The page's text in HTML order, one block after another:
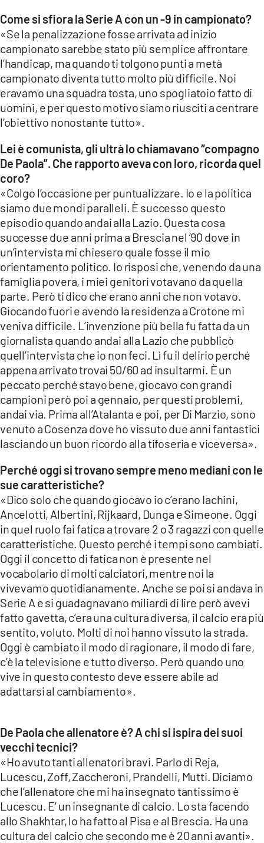
Come si sfiora la Serie A con un -9 in campionato?
«Se la penalizzazione fosse arrivata ad inizio
campionato sarebbe stato più semplice affrontare
l’handicap, ma quando ti tolgono punti a metà
campionato diventa tutto molto più difficile. Noi
eravamo una squadra tosta, uno spogliatoio fatto di
uomini, e per questo motivo siamo riusciti a centrare
l’obiettivo nonostante tutto».
Lei è comunista, gli ultrà lo chiamavano “compagno
De Paola”. Che rapporto aveva con loro, ricorda quel
coro?
«Colgo l’occasione per puntualizzare. Io e la politica
siamo due mondi paralleli. È successo questo
episodio quando andai alla Lazio. Questa cosa
successe due anni prima a Brescia nel ’90 dove in
un’intervista mi chiesero quale fosse il mio
orientamento politico. Io risposi che, venendo da una
famiglia povera, i miei genitori votavano da quella
parte. Però ti dico che erano anni che non votavo.
Giocando fuori e avendo la residenza a Crotone mi
veniva difficile. L’invenzione più bella fu fatta da un
giornalista quando andai alla Lazio che pubblicò
quell’intervista che io non feci. Lì fu il delirio perché
appena arrivato trovai 50/60 ad insultarmi. È un
peccato perché stavo bene, giocavo con grandi
campioni però poi a gennaio, per questi problemi,
andai via. Prima all’Atalanta e poi, per Di Marzio, sono
venuto a Cosenza dove ho vissuto due anni fantastici
lasciando un buon ricordo alla tifoseria e viceversa».
Perché oggi si trovano sempre meno mediani con le
sue caratteristiche?
«Dico solo che quando giocavo io c’erano Iachini,
Ancelotti, Albertini, Rijkaard, Dunga e Simeone. Oggi
in quel ruolo fai fatica a trovare 2 o 3 ragazzi con quelle
caratteristiche. Questo perché i tempi sono cambiati.
Oggi il concetto di fatica non è presente nel
vocabolario di molti calciatori, mentre noi la
vivevamo quotidianamente. Anche se poi si andava in
Serie A e si guadagnavano miliardi di lire però avevi
fatto gavetta, c’era una cultura diversa, il calcio era più
sentito, voluto. Molti di noi hanno vissuto la strada.
Oggi è cambiato il modo di ragionare, il modo di fare,
c’è la televisione e tutto diverso. Però quando uno
vive in questo contesto deve essere abile ad
adattarsi al cambiamento».
De Paola che allenatore è? A chi si ispira dei suoi
vecchi tecnici?
«Ho avuto tanti allenatori bravi. Parlo di Reja,
Lucescu, Zoff, Zaccheroni, Prandelli, Mutti. Diciamo
che l’allenatore che mi ha insegnato tantissimo è
Lucescu. E’ un insegnante di calcio. Lo sta facendo
allo Shakhtar, lo ha fatto al Pisa e al Brescia. Ha una
cultura del calcio che secondo me è 20 anni avanti».